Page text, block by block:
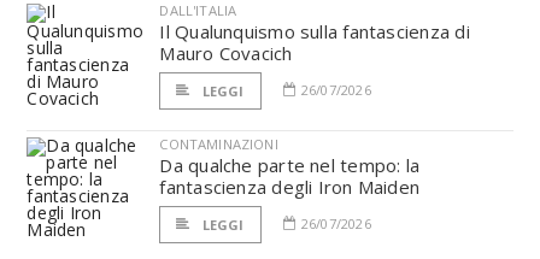
DALL'ITALIA
Il Qualunquismo sulla fantascienza di
Mauro Covacich
LEGGI 26/07/2026
CONTAMINAZIONI
Da qualche parte nel tempo: la
fantascienza degli Iron Maiden
LEGGI 26/07/2026